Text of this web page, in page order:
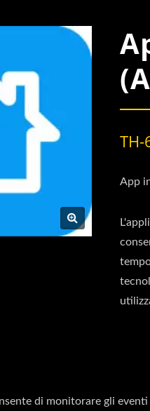
TH-
App
di monitorare gli